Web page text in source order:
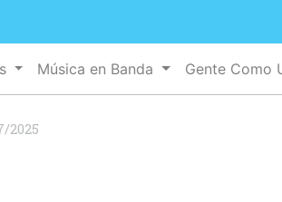
Música en Banda Gente Como
2025